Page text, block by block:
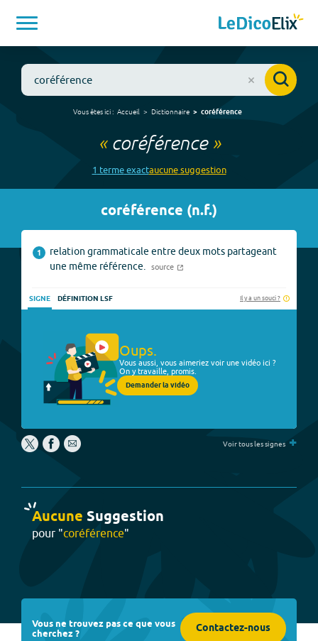
Vous êtes ici : Accueil Dictionnaire coréférence
« coréférence»
1 termeexactaucunesuggestion
coréférence (n.f.)
1
relation grammaticale entre deux mots partageant
une même référence.
source
SIGNE DÉFINITION LSF Il y a un souci ?
Oups.
Vous aussi, vous aimeriez voir une vidéo ici ?
On y travaille, promis.
Demander la vidéo
Voir tous les signes +
Aucune Suggestion
pour "coréférence"
Vous ne trouvez pas ce que vous
cherchez ? Contactez-nous